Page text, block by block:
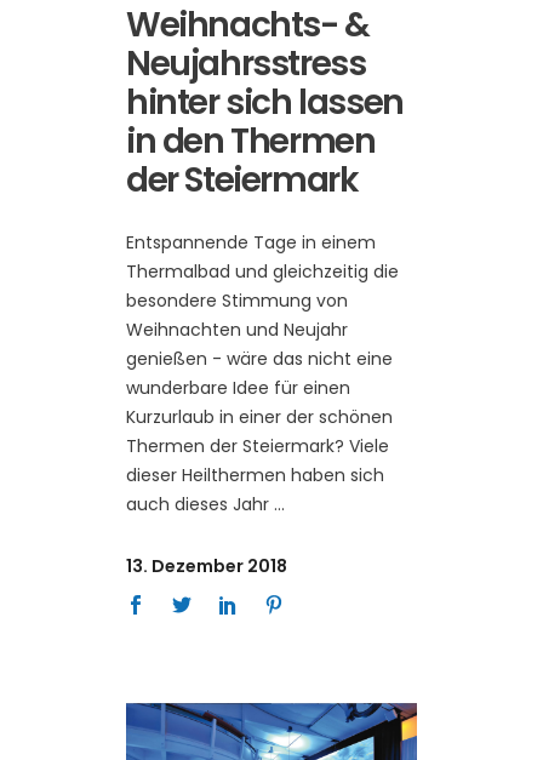
Weihnachts- &
Neujahrsstress
hinter sich lassen
in den Thermen
der Steiermark
Entspannende Tage in einem
Thermalbad und gleichzeitig die
besondere Stimmung von
Weihnachten und Neujahr
genießen - wäre das nicht eine
wunderbare Idee für einen
Kurzurlaub in einer der schönen
Thermen der Steiermark? Viele
dieser Heilthermen haben sich
auch dieses Jahr
13. Dezember 2018